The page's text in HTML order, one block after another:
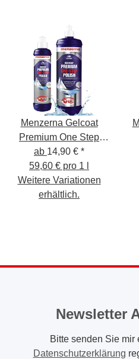
Menzerna Gelcoat
Premium One Step
Polish
ab 14,90 € *
59,60 € pro 1 l
Weitere Variationen
erhältlich.
Newsletter
Bitte senden Sie mir
Datenschutzerklärung